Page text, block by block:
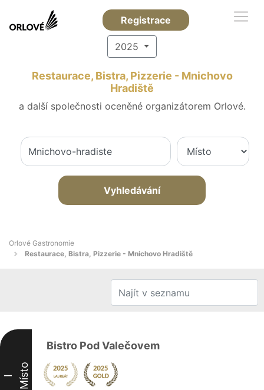
Registrace
2025
Restaurace, Bistra, Pizzerie - Mnichovo
Hradiště
a další společnosti oceněné organizátorem Orlové.
Vyhledávání
Orlové Gastronomie
Restaurace, Bistra, Pizzerie - Mnichovo Hradiště
I Místo
Bistro Pod Valečovem